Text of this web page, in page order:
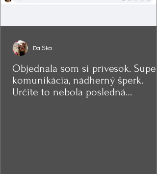
Objednala som si prívesok. Super
komunikácia, nádherný šperk.
Určite to nebola posledná
Da Ška